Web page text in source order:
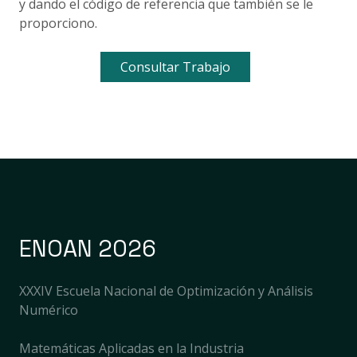
y dando el código de referencia que también se le
proporciono.
Consultar Trabajo
ENOAN 2026
XXXIV Escuela Nacional de Optimización y Análisis
Numérico
Matemáticas Aplicadas en la Industria